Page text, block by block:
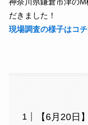
神奈川県鎌倉市津の
だきました！
現場調査の様子はコチ
【6月20日